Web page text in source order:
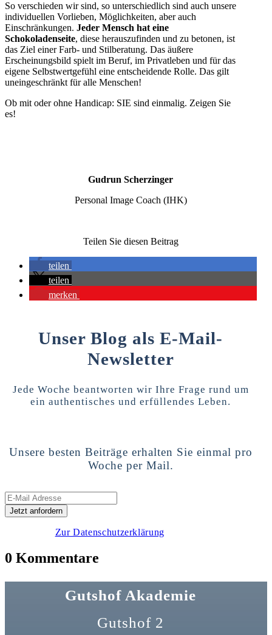
So verschieden wir sind, so unterschiedlich sind auch unsere
individuellen Vorlieben, Möglichkeiten, aber auch
Einschränkungen. Jeder Mensch hat eine
Schokoladenseite, diese herauszufinden und zu betonen, ist
das Ziel einer Farb- und Stilberatung. Das äußere
Erscheinungsbild spielt im Beruf, im Privatleben und für das
eigene Selbstwertgefühl eine entscheidende Rolle. Das gilt
uneingeschränkt für alle Menschen!
Ob mit oder ohne Handicap: SIE sind einmalig. Zeigen Sie
es!
Gudrun Scherzinger
Personal Image Coach (IHK)
Teilen Sie diesen Beitrag
teilen
teilen
merken
Unser Blog als E-Mail-
Newsletter
Jede Woche beantworten wir Ihre Frage rund um
ein authentisches und erfüllendes Leben.
Unsere besten Beiträge erhalten Sie einmal pro
Woche per Mail.
Zur Datenschutzerklärung
0 Kommentare
Gutshof Akademie
Gutshof 2